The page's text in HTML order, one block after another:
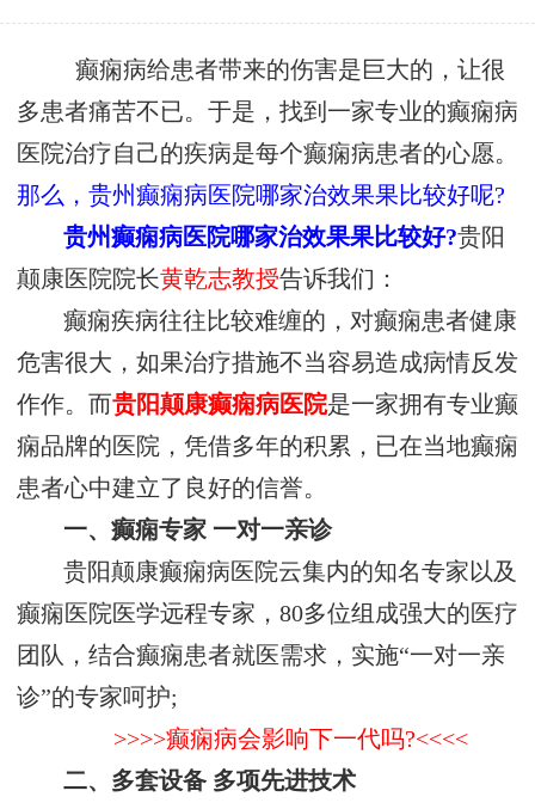
癫痫病给患者带来的伤害是巨大的，让很
多患者痛苦不已。于是，找到一家专业的癫痫病
医院治疗自己的疾病是每个癫痫病患者的心愿。
那么，贵州癫痫病医院哪家治效果果比较好呢?
贵州癫痫病医院哪家治效果果比较好?贵阳
颠康医院院长黄乾志教授告诉我们：
癫痫疾病往往比较难缠的，对癫痫患者健康
危害很大，如果治疗措施不当容易造成病情反发
作作。而贵阳颠康癫痫病医院是一家拥有专业癫
痫品牌的医院，凭借多年的积累，已在当地癫痫
患者心中建立了良好的信誉。
一、癫痫专家 一对一亲诊
贵阳颠康癫痫病医院云集内的知名专家以及
癫痫医院医学远程专家，80多位组成强大的医疗
团队，结合癫痫患者就医需求，实施“一对一亲
诊”的专家呵护;
>>>>癫痫病会影响下一代吗?<<<<
二、多套设备 多项先进技术